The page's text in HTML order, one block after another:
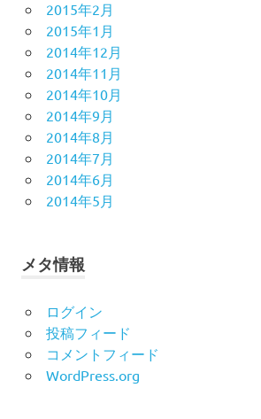
2015年2月
2015年1月
2014年12月
2014年11月
2014年10月
2014年9月
2014年8月
2014年7月
2014年6月
2014年5月
メタ情報
ログイン
投稿フィード
コメントフィード
WordPress.org